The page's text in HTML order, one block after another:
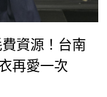
資源！台南
再愛一次